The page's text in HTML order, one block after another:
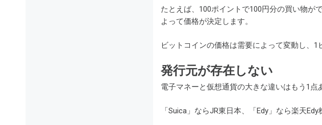
たとえば、100ポイントで100円分の買い物が
よって価格が決定します。
ビットコインの価格は需要によって変動し、1
発行元が存在しない
電子マネーと仮想通貨の大きな違いはもう1点
「Suica」ならJR東日本、「Edy」なら楽天